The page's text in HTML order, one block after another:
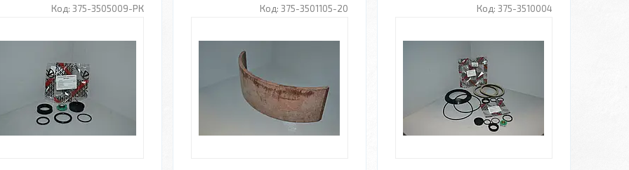
375-3505009-РК 375-3501105-20 375-3510004